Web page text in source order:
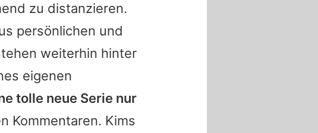
zu distanzieren.
persönlichen und
weiterhin hinter
eigenen
tolle neue Serie nur
Kommentaren. Kims